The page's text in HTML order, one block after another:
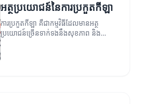
អត្ថប្រយោជន៍នៃការប្រកួតកីឡា
ការប្រកួតកីឡា គឺជាកម្មវិធីដែលមានអត្ថ
ប្រយោជន៍ច្រើនទាក់ទងនឹងសុខភាព និង